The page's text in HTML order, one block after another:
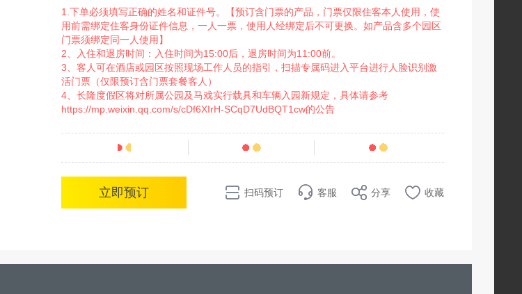
1.下单必须填写正确的姓名和证件号。【预订含门票的产品，门票仅限住客本人使用，使
用前需绑定住客身份证件信息，一人一票，使用人经绑定后不可更换。如产品含多个园区
门票须绑定同一人使用】
2、入住和退房时间：入住时间为15:00后，退房时间为11:00前。
3、客人可在酒店或园区按照现场工作人员的指引，扫描专属码进入平台进行人脸识别激
活门票（仅限预订含门票套餐客人）
4、长隆度假区将对所属公园及马戏实行载具和车辆入园新规定，具体请参考
https://mp.weixin.qq.com/s/cDf6XIrH-SCqD7UdBQT1cw的公告
分 条点评 62 销量
立即预订 扫码预订 客服 分享 收藏